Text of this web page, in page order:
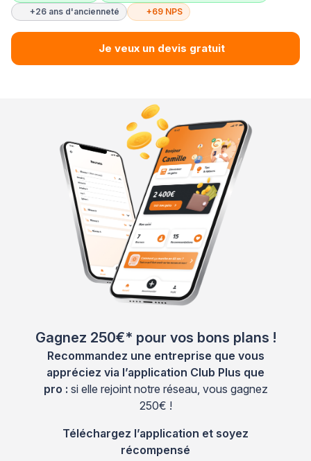
+26 ans d'ancienneté
+69 NPS
Je veux un devis gratuit
Gagnez 250€* pour vos bons plans !
Recommandez une entreprise que vous
appréciez via l’application Club Plus que
pro : si elle rejoint notre réseau, vous gagnez
250€ !
Téléchargez l’application et soyez
récompensé